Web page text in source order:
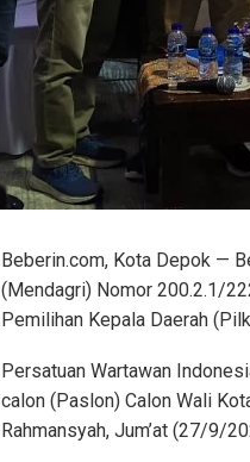
Beberin.com, Kota Depok —
(Mendagri) Nomor 200.2.1/
Pemilihan Kepala Daerah
Persatuan Wartawan
calon (Paslon) Calon Wali
Rahmansyah, Jum’at (27/9/